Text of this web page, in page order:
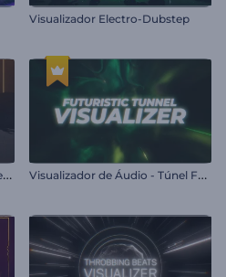
Visualizador Electro-Dubstep
V
isualizador de Música Deep Techno V
isualizador de Áudio - Túnel Futurista